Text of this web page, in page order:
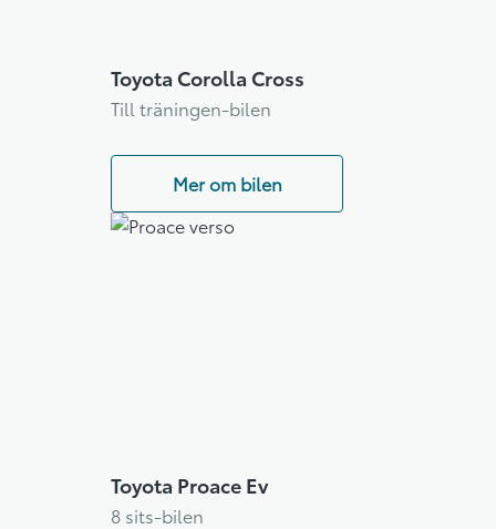
Toyota Corolla Cross
Till träningen-bilen
Mer om bilen
Toyota Proace Ev
8 sits-bilen